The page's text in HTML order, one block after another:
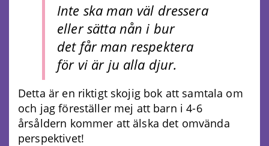
Inte ska man väl dressera
eller sätta nån i bur
det får man respektera
för vi är ju alla djur.
Detta är en riktigt skojig bok att samtala om
och jag föreställer mej att barn i 4-6
årsåldern kommer att älska det omvända
perspektivet!